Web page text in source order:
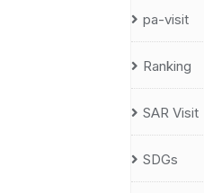
pa-visit
Ranking
SAR Visit
SDGs